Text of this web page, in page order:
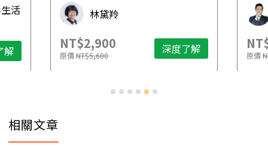
活
解
林黛羚
NT$2,900
原價NT$5,600 深度了解 原價
相關文章